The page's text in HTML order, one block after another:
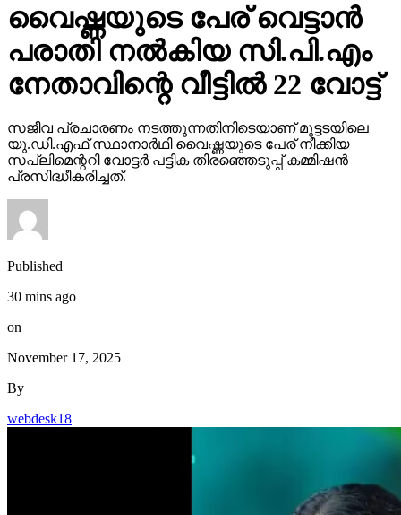
വൈഷ്ണയുടെ പേര് വെട്ടാന്‍
പരാതി നല്‍കിയ സി.പി.എം
നേതാവിന്റെ വീട്ടില്‍ 22 വോട്ട്
സജീവ പ്രചാരണം നടത്തുന്നതിനിടെയാണ് മുട്ടടയിലെ
യു.ഡി.എഫ് സ്ഥാനാര്‍ഥി വൈഷ്ണയുടെ പേര് നീക്കിയ
സപ്ലിമെന്ററി വോട്ടര്‍ പട്ടിക തിരഞ്ഞെടുപ്പ് കമ്മിഷന്‍
പ്രസിദ്ധീകരിച്ചത്.
Published
30 mins ago
on
November 17, 2025
By
webdesk18